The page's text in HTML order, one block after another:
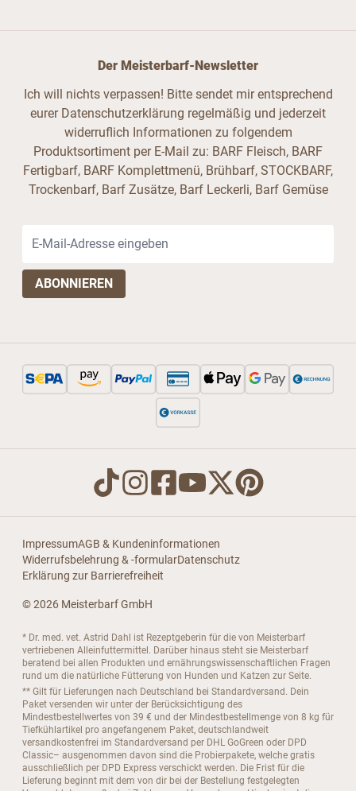
Der Meisterbarf-Newsletter
Ich will nichts verpassen! Bitte sendet mir entsprechend
eurer Datenschutzerklärung regelmäßig und jederzeit
widerruflich Informationen zu folgendem
Produktsortiment per E-Mail zu: BARF Fleisch, BARF
Fertigbarf, BARF Komplettmenü, Brühbarf, STOCKBARF,
Trockenbarf, Barf Zusätze, Barf Leckerli, Barf Gemüse
ImpressumAGB & Kundeninformationen
Widerrufsbelehrung & -formularDatenschutz
Erklärung zur Barrierefreiheit
© 2026 Meisterbarf GmbH
* Dr. med. vet. Astrid Dahl ist Rezeptgeberin für die von Meisterbarf
vertriebenen Alleinfuttermittel. Darüber hinaus steht sie Meisterbarf
beratend bei allen Produkten und ernährungswissenschaftlichen Fragen
rund um die natürliche Fütterung von Hunden und Katzen zur Seite.
** Gilt für Lieferungen nach Deutschland bei Standardversand. Dein
Paket versenden wir unter der Berücksichtigung des
Mindestbestellwertes von 39 € und der Mindestbestellmenge von 8 kg für
Tiefkühlartikel pro angefangenem Paket, deutschlandweit
versandkostenfrei im Standardversand per DHL GoGreen oder DPD
Classic– ausgenommen davon sind die Probierpakete, welche gratis
ausschließlich per DPD Express verschickt werden. Die Frist für die
Lieferung beginnt mit dem von dir bei der Bestellung festgelegten